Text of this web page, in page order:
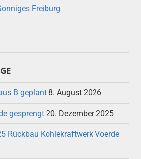
Freiburg
B geplant 8. August 2026
gesprengt 20. Dezember 2025
Rückbau Kohlekraftwerk Voerde